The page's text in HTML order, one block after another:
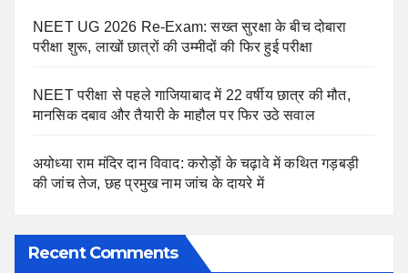
NEET UG 2026 Re-Exam: सख्त सुरक्षा के बीच दोबारा
परीक्षा शुरू, लाखों छात्रों की उम्मीदों की फिर हुई परीक्षा
NEET परीक्षा से पहले गाजियाबाद में 22 वर्षीय छात्र की मौत,
मानसिक दबाव और तैयारी के माहौल पर फिर उठे सवाल
अयोध्या राम मंदिर दान विवाद: करोड़ों के चढ़ावे में कथित गड़बड़ी
की जांच तेज, छह प्रमुख नाम जांच के दायरे में
Recent Comments